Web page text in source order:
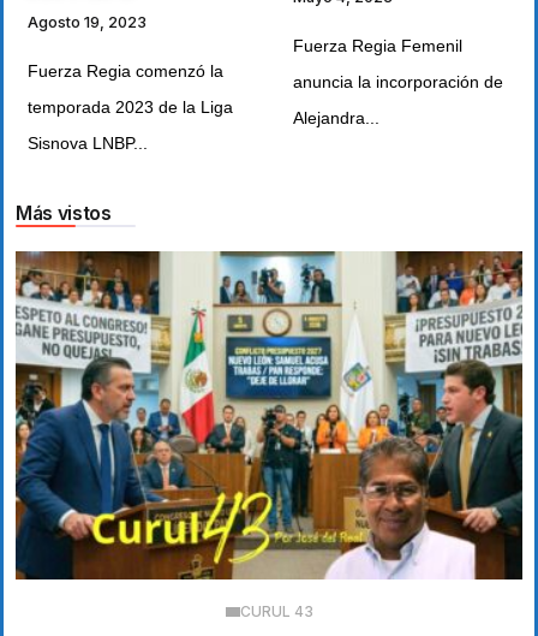
Agosto 19, 2023
Fuerza Regia comenzó la
temporada 2023 de la Liga
Sisnova LNBP...
Fuerza Regia Femenil
anuncia la incorporación de
Alejandra...
Más vistos
CURUL 43